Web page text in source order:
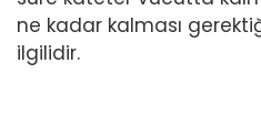
ne kadar kalması
ilgilidir.